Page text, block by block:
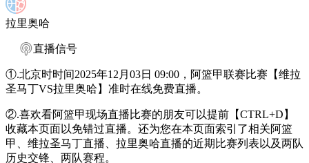
拉里奥哈
直播信号
①.北京时时间2025年12月03日 09:00，阿篮甲联赛比赛【维拉
圣马丁VS拉里奥哈】准时在线免费直播。
②.喜欢看阿篮甲现场直播比赛的朋友可以提前【CTRL+D】
收藏本页面以免错过直播。还为您在本页面索引了相关阿篮
甲、维拉圣马丁直播、拉里奥哈直播的近期比赛列表以及两队
历史交锋、两队赛程。